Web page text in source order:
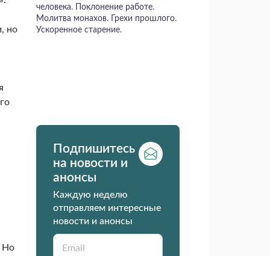
но
Но
человека. Поклонение работе.
Молитва монахов. Грехи прошлого.
Ускоренное старение.
Подпишитесь
на новости и
анонсы
Каждую неделю
отправляем интересные
новости и анонсы